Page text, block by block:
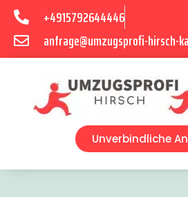
+4915792644446
anfrage@umzugsprofi-hirsch-
Unverbindliche